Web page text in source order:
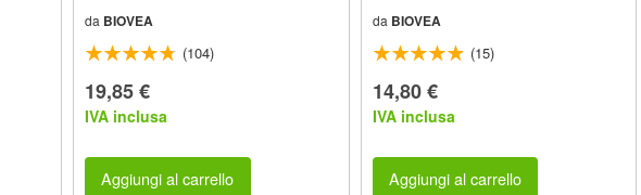
da BIOVEA
(104)
19,85 €
IVA inclusa
Aggiungi al carrello
da BIOVEA
(15)
14,80 €
IVA inclusa
Aggiungi al carrello